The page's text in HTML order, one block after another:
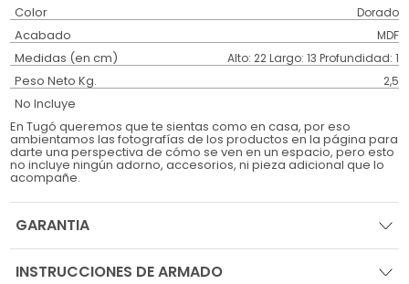
Color Dorado
Acabado MDF
Medidas (en cm) Alto: 22 Largo: 13 Profundidad: 1
Peso Neto Kg. 2,5
No Incluye
En Tugó queremos que te sientas como en casa, por eso
ambientamos las fotografías de los productos en la página para
darte una perspectiva de cómo se ven en un espacio, pero esto
no incluye ningún adorno, accesorios, ni pieza adicional que lo
acompañe.
GARANTIA
INSTRUCCIONES DE ARMADO